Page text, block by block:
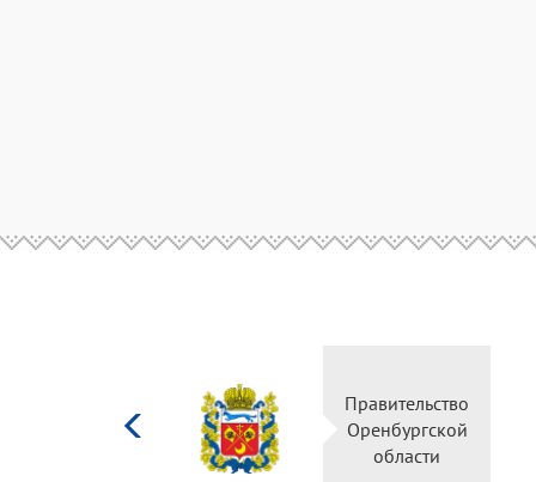
Министерство
культуры
Российской
федерации